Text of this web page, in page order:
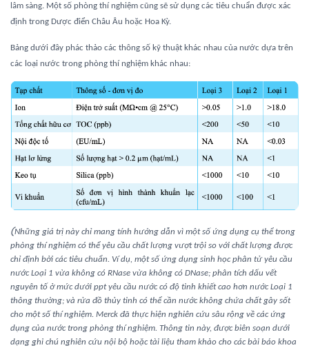
lâm sàng. Một số phòng thí nghiệm cũng sẽ sử dụng các tiêu chuẩn được xác
định trong Dược điển Châu Âu hoặc Hoa Kỳ.
Bảng dưới đây phác thảo các thông số kỹ thuật khác nhau của nước dựa trên
các loại nước trong phòng thí nghiệm khác nhau:
(Những giá trị này chỉ mang tính hướng dẫn vì một số ứng dụng cụ thể trong
phòng thí nghiệm có thể yêu cầu chất lượng vượt trội so với chất lượng được
chỉ định bởi các tiêu chuẩn. Ví dụ, một số ứng dụng sinh học phân tử yêu cầu
nước Loại 1 vừa không có RNase vừa không có DNase; phân tích dấu vết
nguyên tố ở mức dưới ppt yêu cầu nước có độ tinh khiết cao hơn nước Loại 1
thông thường; và rửa đồ thủy tinh có thể cần nước không chứa chất gây sốt
cho một số thí nghiệm. Merck đã thực hiện nghiên cứu sâu rộng về các ứng
dụng của nước trong phòng thí nghiệm. Thông tin này, được biên soạn dưới
dạng ghi chú nghiên cứu nội bộ hoặc tài liệu tham khảo cho các bài báo khoa